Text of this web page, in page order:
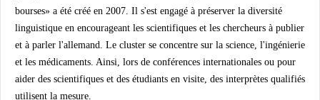
bourses» a été créé en 2007. Il s'est engagé à préserver la diversité
linguistique en encourageant les scientifiques et les chercheurs à publier
et à parler l'allemand. Le cluster se concentre sur la science, l'ingénierie
et les médicaments. Ainsi, lors de conférences internationales ou pour
aider des scientifiques et des étudiants en visite, des interprètes qualifiés
utilisent la mesure.